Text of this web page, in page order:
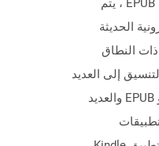
الملكية لقارئ MobiPocket. مثل EPUB ، يتم
الحديثة
ذات النطاق
إلى العديد
من التنسيقات الأخرى مثل PDF و EPUB والعديد